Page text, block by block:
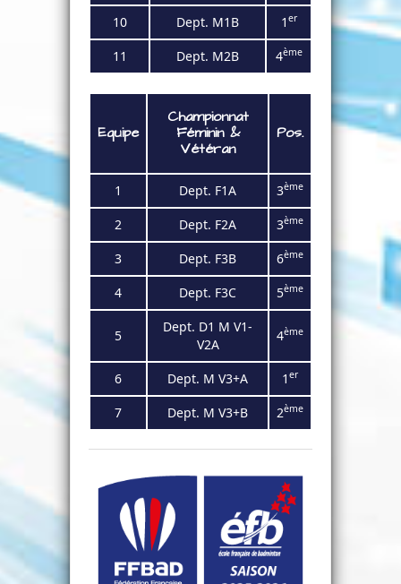
10 Dept. M1B 1 er
11 Dept. M2B 4ème
Equipe
Championnat
Féminin&
Vétéran
Pos.
1 Dept. F1A 3ème
2 Dept. F2A 3ème
3 Dept. F3B 6ème
4 Dept. F3C 5ème
5
Dept. D1 M V1-
V2A
4ème
6 Dept. M V3+A 1 er
7 Dept. M V3+B 2ème